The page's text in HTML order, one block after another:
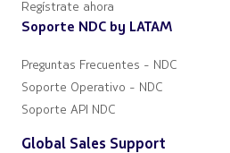
Regístrate ahora
Soporte NDC by LATAM
Preguntas Frecuentes - NDC
Soporte Operativo - NDC
Soporte API NDC
Global Sales Support